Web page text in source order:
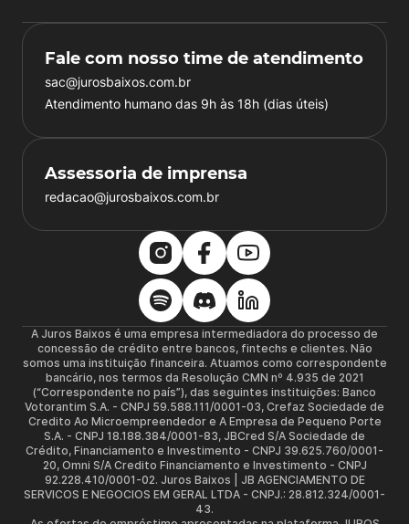
Fale com nosso time de atendimento
sac@jurosbaixos.com.br
Atendimento humano das 9h às 18h (dias úteis)
Assessoria de imprensa
redacao@jurosbaixos.com.br
A Juros Baixos é uma empresa intermediadora do processo de
concessão de crédito entre bancos, fintechs e clientes. Não
somos uma instituição financeira. Atuamos como correspondente
bancário, nos termos da Resolução CMN nº 4.935 de 2021
(“Correspondente no país”), das seguintes instituições: Banco
Votorantim S.A. - CNPJ 59.588.111/0001-03, Crefaz Sociedade de
Credito Ao Microempreendedor e A Empresa de Pequeno Porte
S.A. - CNPJ 18.188.384/0001-83, JBCred S/A Sociedade de
Crédito, Financiamento e Investimento - CNPJ 39.625.760/0001-
20, Omni S/A Credito Financiamento e Investimento - CNPJ
92.228.410/0001-02. Juros Baixos | JB AGENCIAMENTO DE
SERVICOS E NEGOCIOS EM GERAL LTDA - CNPJ.: 28.812.324/0001-
43.